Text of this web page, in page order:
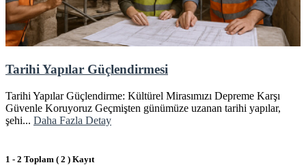
Tarihi Yapılar Güçlendirmesi
Tarihi Yapılar Güçlendirme: Kültürel Mirasımızı Depreme Karşı
Güvenle Koruyoruz Geçmişten günümüze uzanan tarihi yapılar,
şehi... Daha Fazla Detay
1 - 2 Toplam ( 2 ) Kayıt